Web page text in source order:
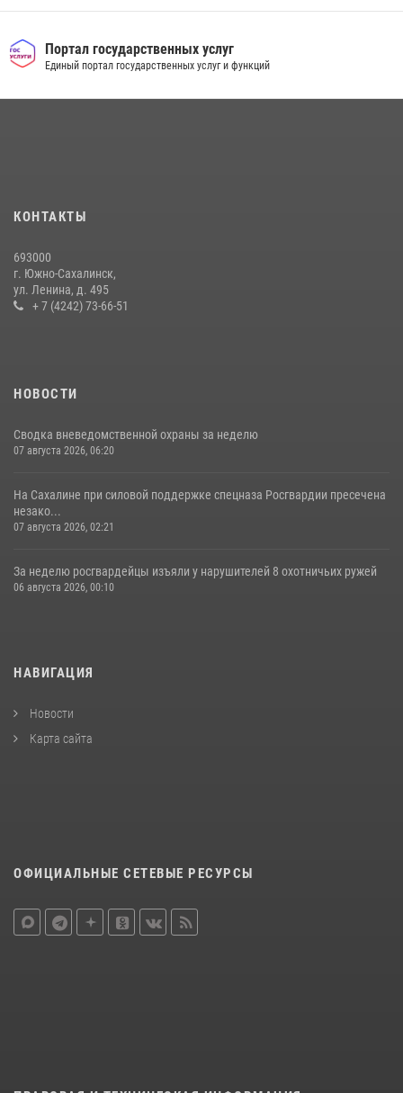
оружия и 63 патрона
08 июля 2026, 06:41
Портал государственных услуг
Единый портал государственных услуг и функций
КОНТАКТЫ
693000
г. Южно-Сахалинск,
ул. Ленина, д. 495
+ 7 (4242) 73-66-51
НОВОСТИ
Сводка вневедомственной охраны за неделю
07 августа 2026, 06:20
На Сахалине при силовой поддержке спецназа Росгвардии пресечена
незако...
07 августа 2026, 02:21
За неделю росгвардейцы изъяли у нарушителей 8 охотничьих ружей
06 августа 2026, 00:10
НАВИГАЦИЯ
Новости
Карта сайта
ОФИЦИАЛЬНЫЕ СЕТЕВЫЕ РЕСУРСЫ